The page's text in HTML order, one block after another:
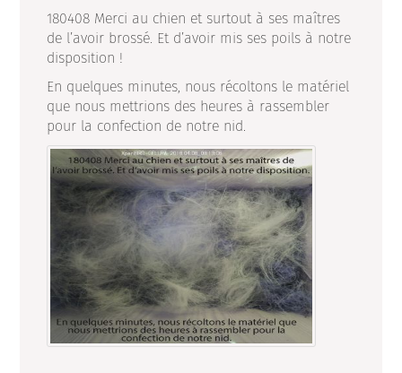
180408 Merci au chien et surtout à ses maîtres
de l’avoir brossé. Et d’avoir mis ses poils à notre
disposition !
En quelques minutes, nous récoltons le matériel
que nous mettrions des heures à rassembler
pour la confection de notre nid.